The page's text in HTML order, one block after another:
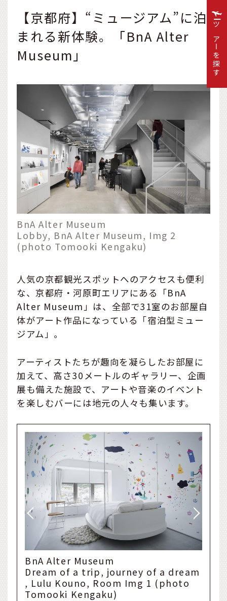
【京都府】“ミュージアム”に泊
まれる新体験。「BnA Alter
Museum」
BnA Alter Museum
Lobby, BnA Alter Museum, Img 2
(photo Tomooki Kengaku)
人気の京都観光スポットへのアクセスも便利
な、京都府・河原町エリアにある「BnA
Alter Museum」は、全部で31室のお部屋自
体がアート作品になっている「宿泊型ミュー
ジアム」。
アーティストたちが趣向を凝らしたお部屋に
加えて、高さ30メートルのギャラリー、企画
展も備えた施設で、アートや音楽のイベント
を楽しむバーには地元の人々も集います。
BnA Alter Museum
Galápagos Danchi, Mizuguchi Guchi,
Detail Img 3, BnA Alter Museum,
2019(photo Tomooki Kengaku)
ツアーを探す